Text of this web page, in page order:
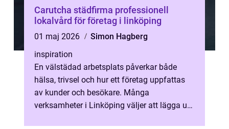
Carutcha städfirma professionell
lokalvård för företag i linköping
01 maj 2026
Simon Hagberg
inspiration
En välstädad arbetsplats påverkar både
hälsa, trivsel och hur ett företag uppfattas
av kunder och besökare. Många
verksamheter i Linköping väljer att lägga ut